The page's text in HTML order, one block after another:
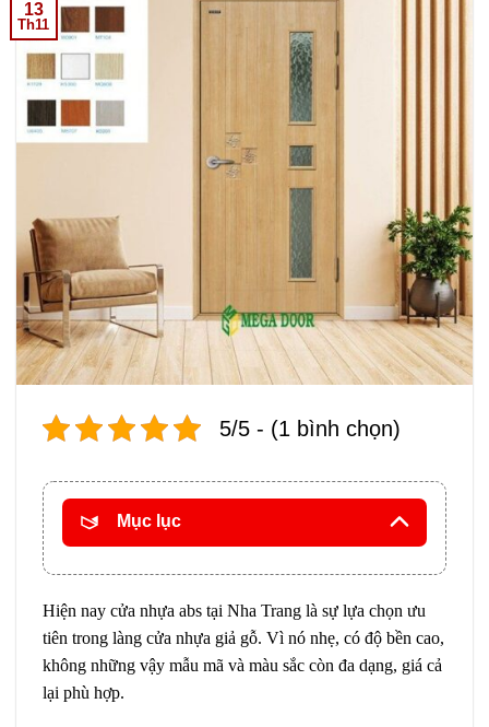
13
Th11
5/5 - (1 bình chọn)
Mục lục
Hiện nay cửa nhựa abs tại Nha Trang là sự lựa chọn ưu
tiên trong làng cửa nhựa giả gỗ. Vì nó nhẹ, có độ bền cao,
không những vậy mẫu mã và màu sắc còn đa dạng, giá cả
lại phù hợp.